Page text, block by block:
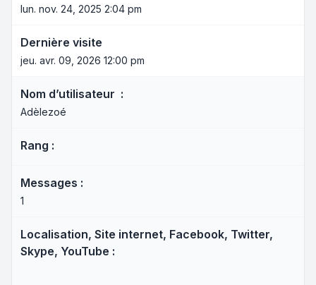
lun. nov. 24, 2025 2:04 pm
Dernière visite
jeu. avr. 09, 2026 12:00 pm
Nom d’utilisateur :
Adèlezoé
Rang :
Messages :
1
Localisation, Site internet, Facebook, Twitter,
Skype, YouTube :